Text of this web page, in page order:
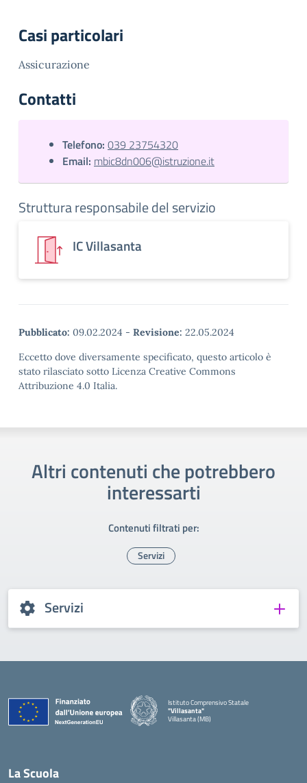
Casi particolari
Assicurazione
Contatti
Telefono: 039 23754320
Email: mbic8dn006@istruzione.it
Struttura responsabile del servizio
IC Villasanta
Pubblicato: 09.02.2024 - Revisione: 22.05.2024
Eccetto dove diversamente specificato, questo articolo è
stato rilasciato sotto Licenza Creative Commons
Attribuzione 4.0 Italia.
Altri contenuti che potrebbero
interessarti
Contenuti filtrati per:
Servizi
Servizi
Istituto Comprensivo Statale
"Villasanta"
Villasanta (MB)
La Scuola